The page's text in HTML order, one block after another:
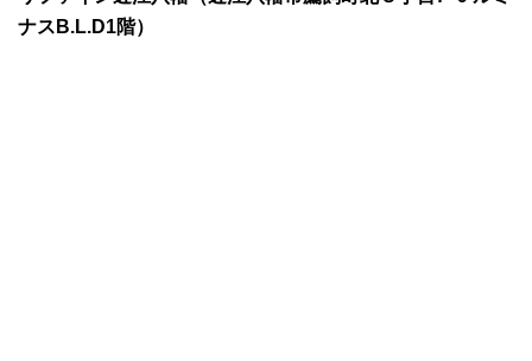
ナスB.L.D1階）